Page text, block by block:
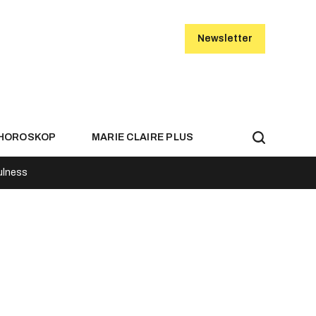
Newsletter
MARIE CLAIRE PLUS